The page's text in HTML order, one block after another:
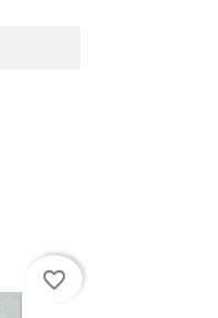
favorite_border